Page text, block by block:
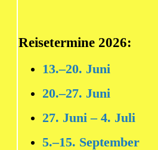
Reisetermine 2026:
13.–20. Juni
20.–27. Juni
27. Juni – 4. Juli
5.–15. September